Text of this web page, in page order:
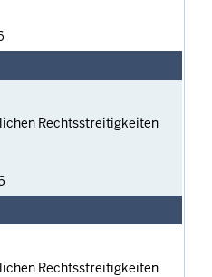
Rechtsstreitigkeiten
Rechtsstreitigkeiten